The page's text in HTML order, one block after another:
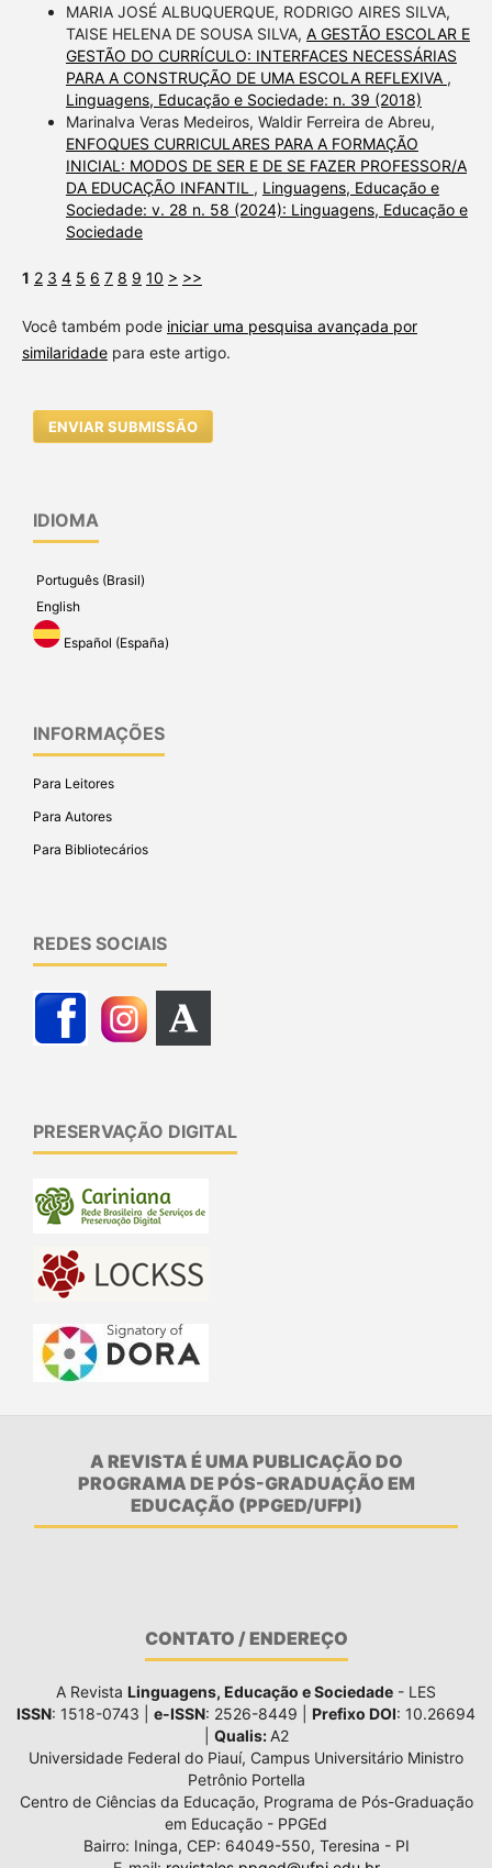
MARIA JOSÉ ALBUQUERQUE, RODRIGO AIRES SILVA,
TAISE HELENA DE SOUSA SILVA, A GESTÃO ESCOLAR E
GESTÃO DO CURRÍCULO: INTERFACES NECESSÁRIAS
PARA A CONSTRUÇÃO DE UMA ESCOLA REFLEXIVA ,
Linguagens, Educação e Sociedade: n. 39 (2018)
Marinalva Veras Medeiros, Waldir Ferreira de Abreu,
ENFOQUES CURRICULARES PARA A FORMAÇÃO
INICIAL: MODOS DE SER E DE SE FAZER PROFESSOR/A
DA EDUCAÇÃO INFANTIL , Linguagens, Educação e
Sociedade: v. 28 n. 58 (2024): Linguagens, Educação e
Sociedade
1 2 3 4 5 6 7 8 9 10 > >>
Você também pode iniciar uma pesquisa avançada por
similaridadepara este artigo.
ENVIAR SUBMISSÃO
IDIOMA
Português (Brasil)
English
Español (España)
INFORMAÇÕES
Para Leitores
Para Autores
Para Bibliotecários
REDES SOCIAIS
PRESERVAÇÃO DIGITAL
A REVISTA É UMA PUBLICAÇÃO DO
PROGRAMA DE PÓS-GRADUAÇÃO EM
EDUCAÇÃO (PPGED/UFPI)
CONTATO / ENDEREÇO
A Revista Linguagens, Educação e Sociedade - LES
ISSN: 1518-0743 | e-ISSN: 2526-8449 | Prefixo DOI: 10.26694
Qualis: A2
Universidade Federal do Piauí, Campus Universitário Ministro
Petrônio Portella
Centro de Ciências da Educação, Programa de Pós-Graduação
em Educação - PPGEd
Bairro: Ininga, CEP: 64049-550, Teresina - PI